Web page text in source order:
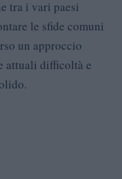
tra i vari paesi
le sfide comuni
un approccio
attuali difficoltà e